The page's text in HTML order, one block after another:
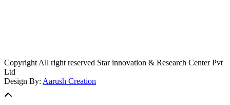
Copyright All right reserved Star innovation & Research Center Pvt
Ltd
Design By: Aarush Creation